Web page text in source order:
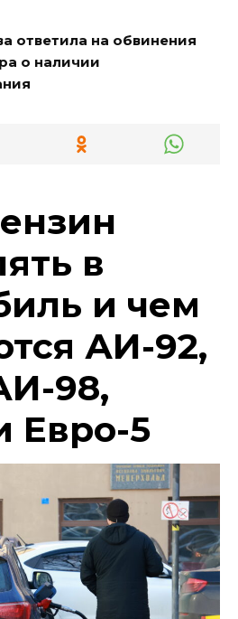
ответила на обвинения
о наличии
в
и чем
АИ-92,
98,
Евро-5